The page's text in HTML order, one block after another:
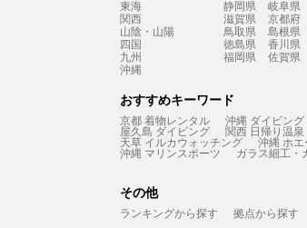
東海
静岡県 岐阜県
関西
滋賀県 京都府
山陰・山陽
鳥取県 島根県
四国
徳島県 香川県
九州
福岡県 佐賀県
沖縄
おすすめキーワード
京都 着物レンタル 沖縄 ダイビング
屋久島 ダイビング 関西 日帰り温泉
天草 イルカウォッチング 沖縄 ホ
沖縄 マリンスポーツ ガラス細工・
その他
ランキングから探す 拠点から探す